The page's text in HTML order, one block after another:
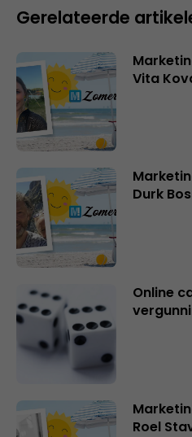
Gerelateerde
Vita
Durk
Online
Roel